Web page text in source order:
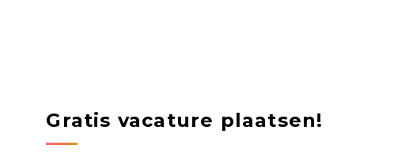
Gratis vacature plaatsen!